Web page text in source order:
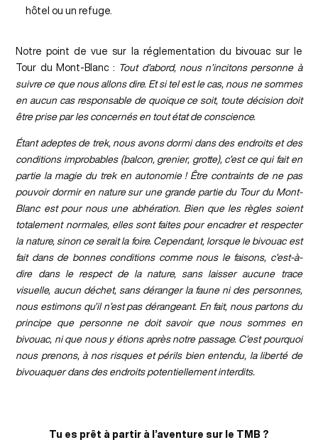
hôtel ou un refuge.
Notre point de vue sur la réglementation du bivouac sur le
Tour du Mont-Blanc : Tout d’abord, nous n’incitons personne à
suivre ce que nous allons dire. Et si tel est le cas, nous ne sommes
en aucun cas responsable de quoique ce soit, toute décision doit
être prise par les concernés en tout état de conscience.
Étant adeptes de trek, nous avons dormi dans des endroits et des
conditions improbables (balcon, grenier, grotte), c’est ce qui fait en
partie la magie du trek en autonomie ! Être contraints de ne pas
pouvoir dormir en nature sur une grande partie du Tour du Mont-
Blanc est pour nous une abhération. Bien que les règles soient
totalement normales, elles sont faites pour encadrer et respecter
la nature, sinon ce serait la foire. Cependant, lorsque le bivouac est
fait dans de bonnes conditions comme nous le faisons, c’est-à-
dire dans le respect de la nature, sans laisser aucune trace
visuelle, aucun déchet, sans déranger la faune ni des personnes,
nous estimons qu’il n’est pas dérangeant. En fait, nous partons du
principe que personne ne doit savoir que nous sommes en
bivouac, ni que nous y étions après notre passage. C’est pourquoi
nous prenons, à nos risques et périls bien entendu, la liberté de
bivouaquer dans des endroits potentiellement interdits.
Tu es prêt à partir à l’aventure sur le TMB ?